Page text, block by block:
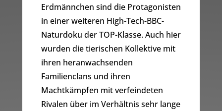
Erdmännchen sind die Protagonisten
in einer weiteren High-Tech-BBC-
Naturdoku der TOP-Klasse. Auch hier
wurden die tierischen Kollektive mit
ihren heranwachsenden
Familienclans und ihren
Machtkämpfen mit verfeindeten
Rivalen über im Verhältnis sehr lange